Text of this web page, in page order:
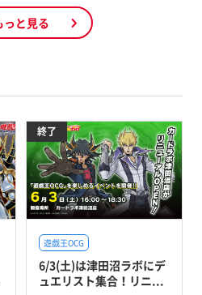
っと見る
終了
遊戯王OCG
6/3(土)は津田沼ラボにデ
ュエリスト集合！リニ...